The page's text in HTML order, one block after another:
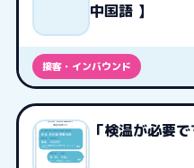
中国語 】
接客・インバウンド
「検温が必要